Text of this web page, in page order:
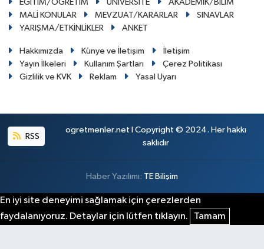
EĞİTİM/ÖĞRETİM
ÜNİVERSİTE
AKADEMİK/BİLİM
MALİ KONULAR
MEVZUAT/KARARLAR
SINAVLAR
YARIŞMA/ETKİNLİKLER
ANKET
Hakkımızda Künye ve İletişim
İletişim
Yayın İlkeleri
Kullanım Şartları
Çerez Politikası
Gizlilik ve KVK
Reklam Yasal Uyarı
RSS
ogretmenler.net I Copyright © 2024. Her hakkı
saklıdır
Haber Yazılımı: TE Bilişim
En iyi site deneyimi sağlamak için çerezlerden
faydalanıyoruz. Detaylar için lütfen tıklayın.
Tamam